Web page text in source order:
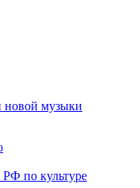
музыки
по культуре